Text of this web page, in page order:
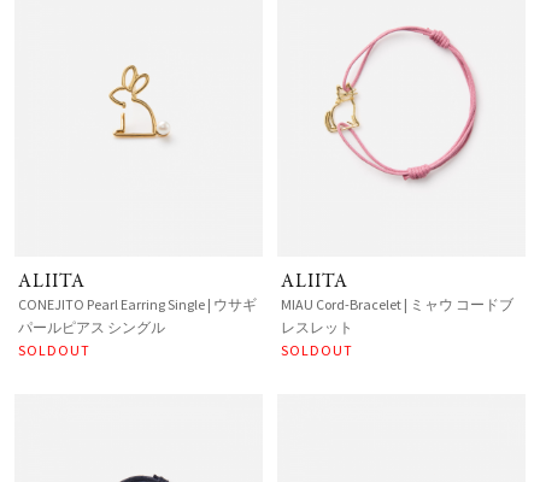
ALIITA
CONEJITO Pearl Earring Single | ウサギ
パールピアス シングル
SOLDOUT
ALIITA
MIAU Cord-Bracelet | ミャウ コードブ
レスレット
SOLDOUT